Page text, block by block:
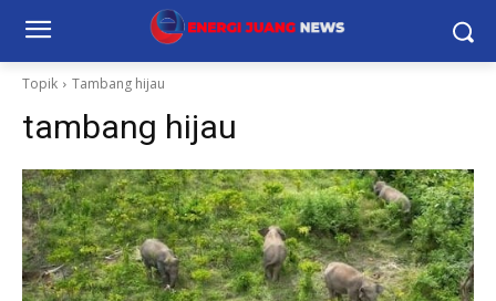
Topik Tambang hijau
tambang hijau